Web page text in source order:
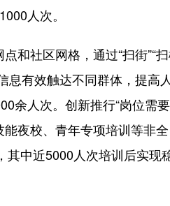
人次。
社区网格，通过“扫街”“扫
有效触达不同群体，提高
余人次。创新推行“岗位需
夜校、青年专项培训等非
中近5000人次培训后实